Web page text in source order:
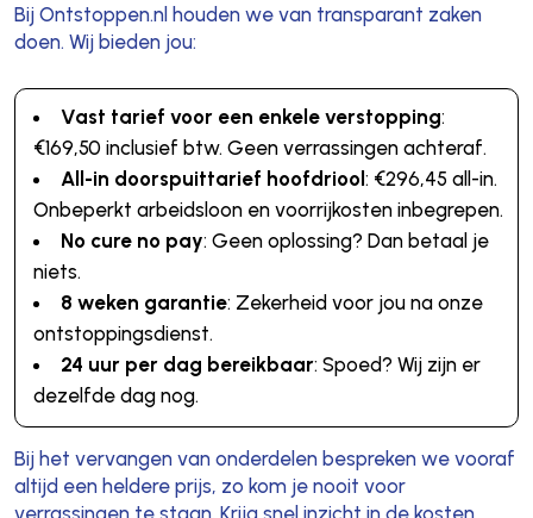
Bij Ontstoppen.nl houden we van transparant zaken
doen. Wij bieden jou:
Vast tarief voor een enkele verstopping:
€169,50 inclusief btw. Geen verrassingen achteraf.
All-in doorspuittarief hoofdriool: €296,45 all-in.
Onbeperkt arbeidsloon en voorrijkosten inbegrepen.
No cure no pay: Geen oplossing? Dan betaal je
niets.
8 weken garantie: Zekerheid voor jou na onze
ontstoppingsdienst.
24 uur per dag bereikbaar: Spoed? Wij zijn er
dezelfde dag nog.
Bij het vervangen van onderdelen bespreken we vooraf
altijd een heldere prijs, zo kom je nooit voor
verrassingen te staan. Krijg snel inzicht in de kosten